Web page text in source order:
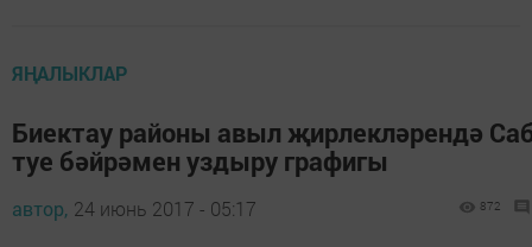
ЯҢАЛЫКЛАР
Биектау районы авыл җирлекләрендә
туе бәйрәмен уздыру графигы
автор, 24 июнь 2017 - 05:17 872